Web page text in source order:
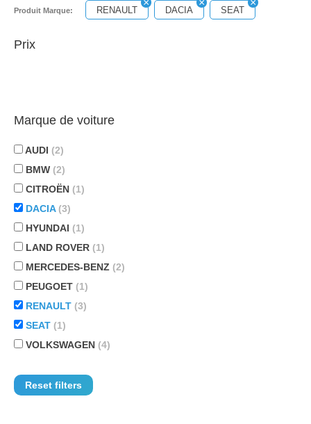
Produit Marque: RENAULT DACIA SEAT
Prix
Marque de voiture
AUDI (2)
BMW (2)
CITROËN (1)
DACIA (3)
HYUNDAI (1)
LAND ROVER (1)
MERCEDES-BENZ (2)
PEUGOET (1)
RENAULT (3)
SEAT (1)
VOLKSWAGEN (4)
Reset filters